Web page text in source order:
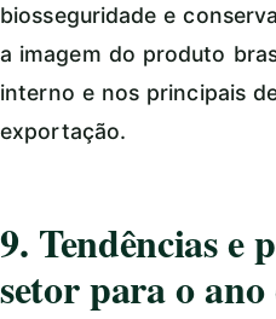
biosseguridade e
a imagem do produto
interno e nos principais
exportação.
9. Tendências e
setor para o ano